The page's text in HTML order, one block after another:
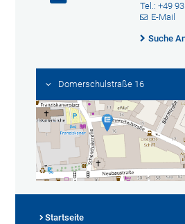
Tel.: +49
E-Mail
Suche
Domerschulstraße 16
Startseite